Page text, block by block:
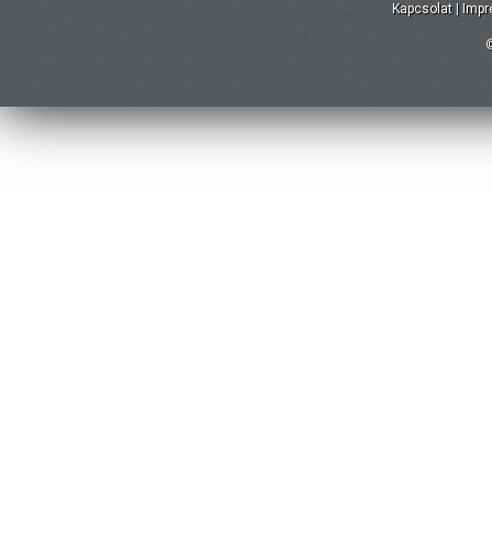
Kapcsolat |